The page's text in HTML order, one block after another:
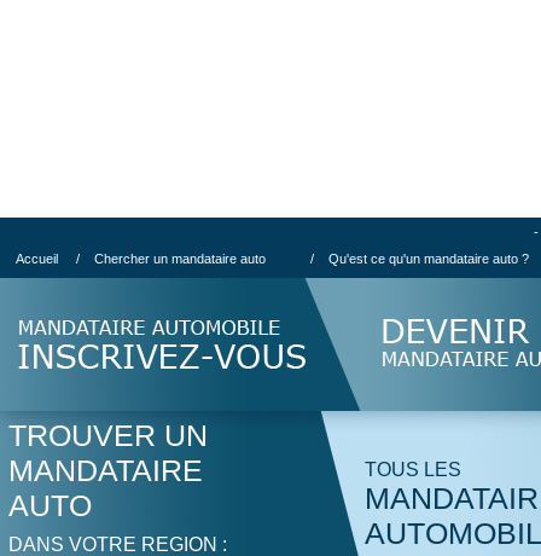
-
Accueil
/ Chercher un mandataire auto / Qu'est ce qu'un mandataire auto ?
TOUS LES
TROUVER UN
MANDATAIRE
AUTO
DANS VOTRE REGION :